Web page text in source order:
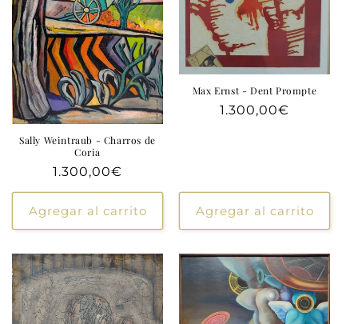
Sally Weintraub - Charros de
Coria
Precio
habitual
1.300,00€
Agregar al carrito
Max Ernst - Dent Prompte
Precio
1.300,00€
Agregar al carrito